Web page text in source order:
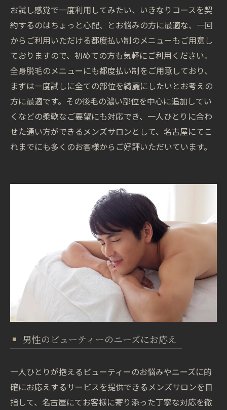
お試し感覚で一度利用してみたい、いきなりコースを契
約するのはちょっと心配、とお悩みの方に最適な、一回
からご利用いただける都度払い制のメニューもご用意し
ておりますので、初めての方も気軽にご利用ください。
全身脱毛のメニューにも都度払い制をご用意しており、
まずは一度試しに全ての部位を綺麗にしたいとお考えの
方に最適です。その後毛の濃い部位を中心に追加してい
くなどの柔軟なご要望にも対応でき、一人ひとりに合わ
せた通い方ができるメンズサロンとして、名古屋にてこ
れまでにも多くのお客様からご好評いただいています。
男性のビューティーのニーズにお応え
一人ひとりが抱えるビューティーのお悩みやニーズに的
確にお応えするサービスを提供できるメンズサロンを目
指して、名古屋にてお客様に寄り添った丁寧な対応を徹